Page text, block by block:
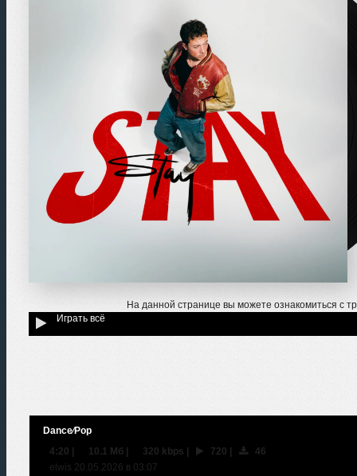
На данной странице вы можете ознакомиться с
Играть всё
Dance⁄Pop
4:20 | 10.1 Мб | 320 kbps | 720 |
46
elwis 20.05.2026 в 03:07